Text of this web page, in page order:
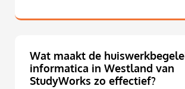
Wat maakt de
informatica in Westland van
StudyWorks zo effectief?